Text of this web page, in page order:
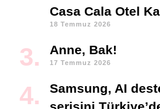
Casa Cala Otel
18 Temmuz 2026
Anne, Bak!
17 Temmuz 2026
Samsung, AI